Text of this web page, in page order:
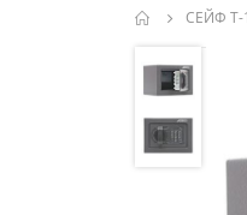
СЕЙФ T-
Пропустить
и
перейти
галереям
изображений